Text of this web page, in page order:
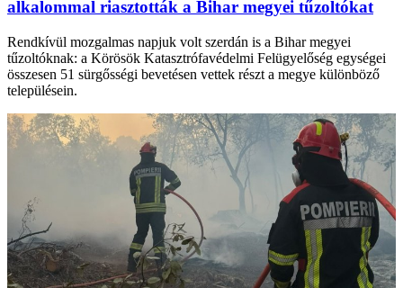
alkalommal riasztották a Bihar megyei tűzoltókat
Rendkívül mozgalmas napjuk volt szerdán is a Bihar megyei
tűzoltóknak: a Körösök Katasztrófavédelmi Felügyelőség egységei
összesen 51 sürgősségi bevetésen vettek részt a megye különböző
településein.